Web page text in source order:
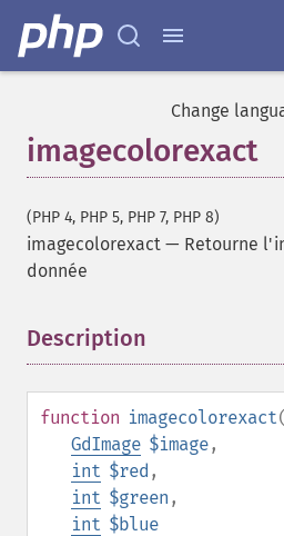
Change
imagecolorexact
(PHP 4, PHP 5, PHP 7, PHP 8)
imagecolorexact — Retourne
donnée
Description
function imagecolorexact(
GdImage $image,
int $red ,
int $green ,
int $blue